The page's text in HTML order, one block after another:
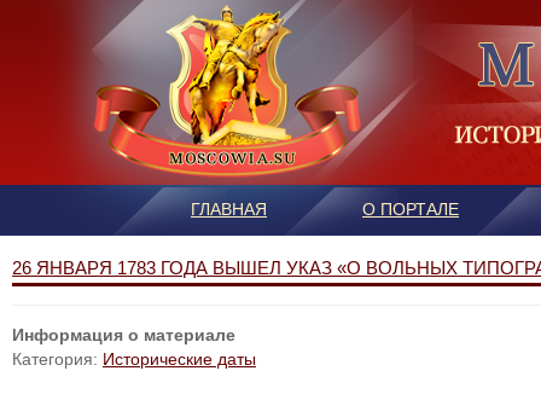
ГЛАВНАЯ О ПОРТАЛЕ
26 ЯНВАРЯ 1783 ГОДА ВЫШЕЛ УКАЗ «О ВОЛЬНЫХ
Информация о материале
Категория: Исторические даты